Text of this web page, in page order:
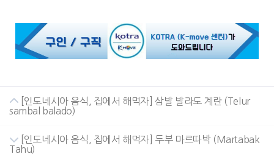
[인도네시아 음식, 집에서 해먹자] 삼발 발라도 계란 (Telur
sambal balado)
[인도네시아 음식, 집에서 해먹자] 두부 마르따박 (Martabak
Tahu)